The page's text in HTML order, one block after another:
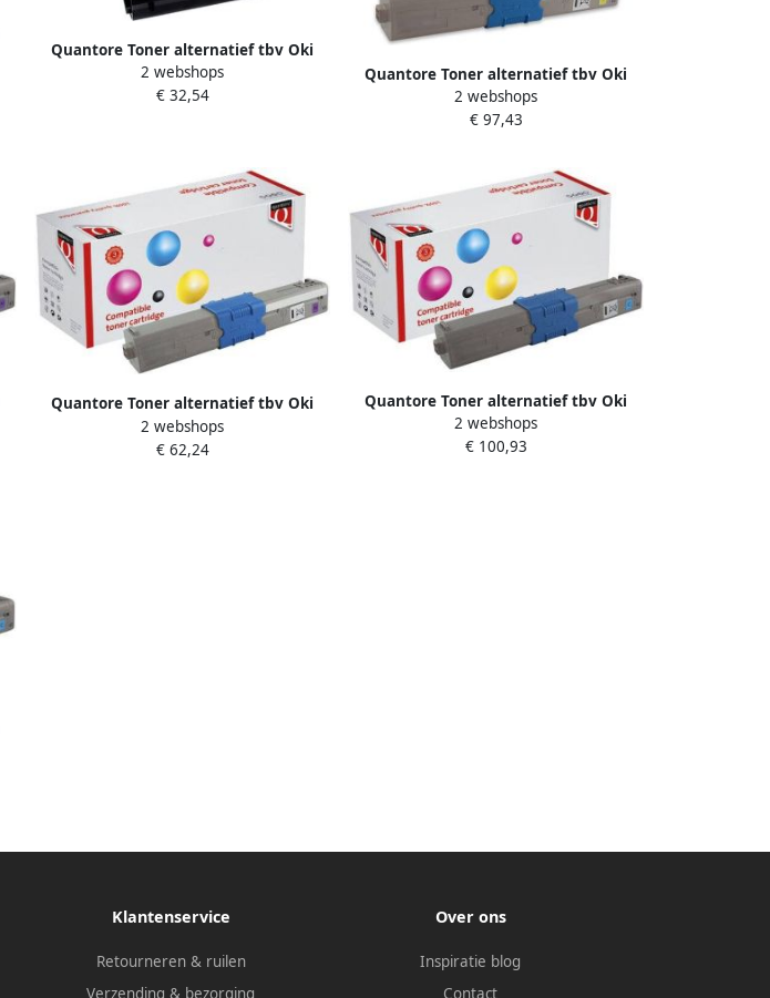
Quantore Toner alternatief tbv Oki
44574802 zwart
2 webshops
€ 32,54
Quantore Toner alternatief tbv Oki
46507613 geel
2 webshops
€ 97,43
Quantore Toner alternatief tbv Oki
46508710 rood
2 webshops
€ 62,24
Quantore Toner alternatief tbv Oki
46490607 blauw
2 webshops
€ 100,93
Klantenservice
Retourneren & ruilen
Verzending & bezorging
Over ons
Inspiratie blog
Contact